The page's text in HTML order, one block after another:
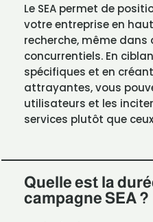
Le SEA permet de
votre entreprise en
recherche, même dans
concurrentiels. En
spécifiques et en
attrayantes, vous
utilisateurs et les
services plutôt que
Quelle est la
campagne SEA ?